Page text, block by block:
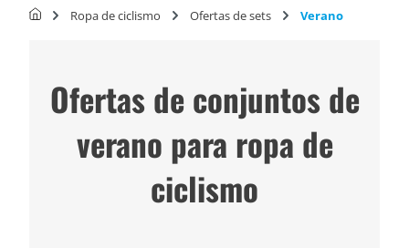
Ropa de ciclismo Ofertas de sets Verano
Ofertas de conjuntos de
verano para ropa de
ciclismo